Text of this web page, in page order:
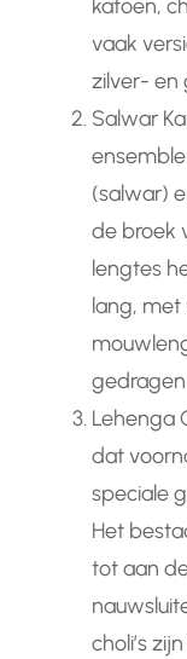
katoen,
vaak
zilver- en
Salwar
(salwar)
de broek
lengtes
lang, met
Lehenga
dat
speciale
Het
tot aan
choli’s